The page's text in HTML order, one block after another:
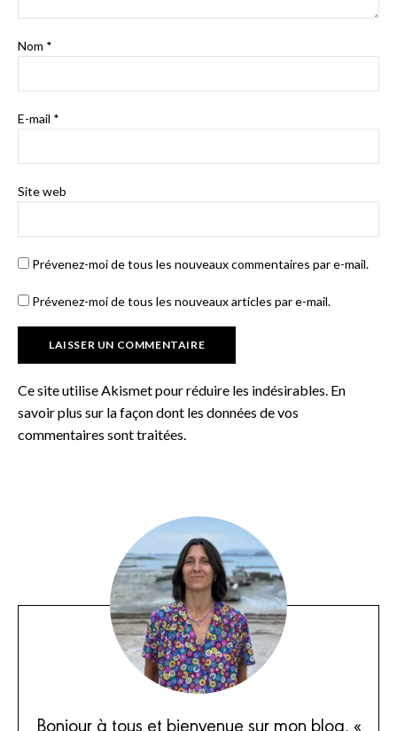
Nom *
E-mail *
Site web
Prévenez-moi de tous les nouveaux commentaires par e-mail.
Prévenez-moi de tous les nouveaux articles par e-mail.
Ce site utilise Akismet pour réduire les indésirables. En
savoir plus sur la façon dont les données de vos
commentaires sont traitées
Bonjour à tous et bienvenue sur mon blog, «